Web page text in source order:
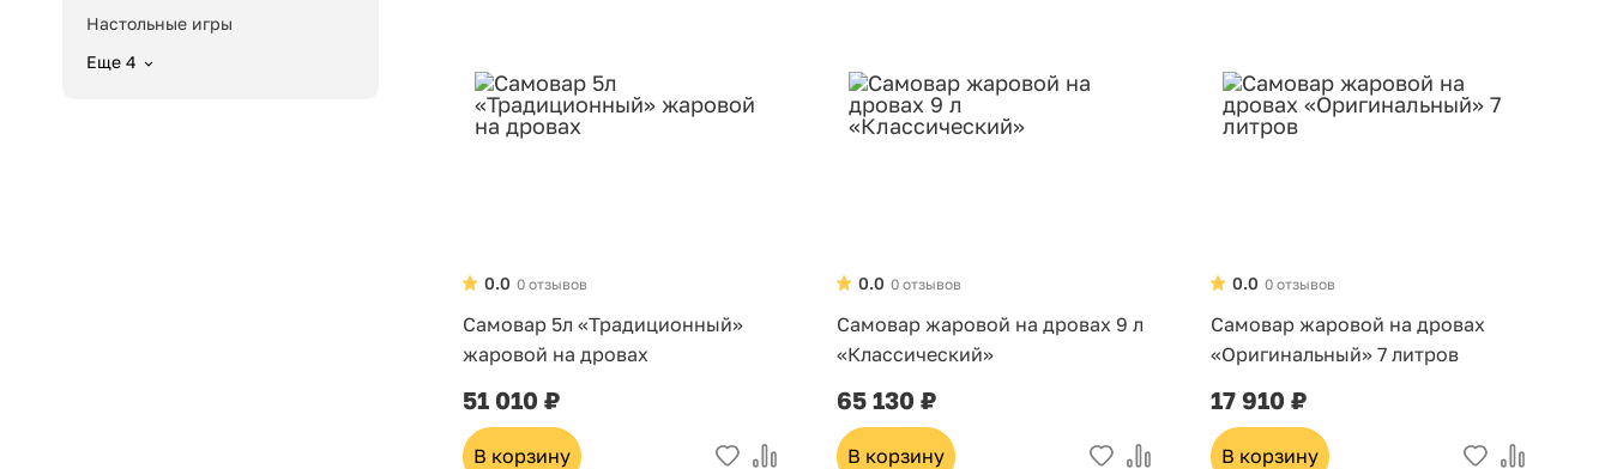
Настольные игры
Еще 4
0 отзывов
0.0
Самовар 5л «Традиционный»
жаровой на дровах
51 010 ₽
В корзину
0 отзывов
0.0
Самовар жаровой на дровах 9 л
«Классический»
65 130 ₽
В корзину
0 отзывов
0.0
Самовар жаровой на дровах
«Оригинальный» 7 литров
17 910 ₽
В корзину